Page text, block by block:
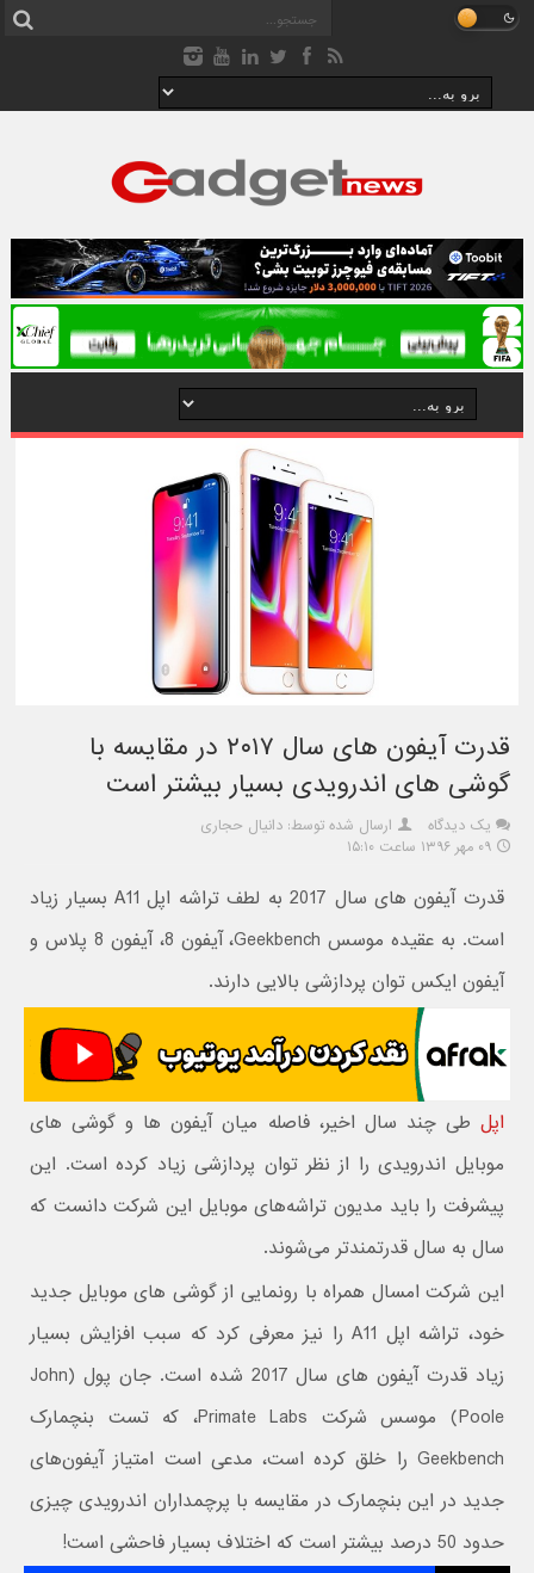
قدرت آیفون های سال ۲۰۱۷ در مقایسه با
گوشی های اندرویدی بسیار بیشتر است
یک دیدگاه
ارسال شده توسط: دانیال حجاری
۰۹ مهر ۱۳۹۶ ساعت ۱۵:۱۰
قدرت آیفون های سال 2017 به لطف تراشه اپل A11 بسیار زیاد
است. به عقیده موسس Geekbench، آیفون 8، آیفون 8 پلاس و
آیفون ایکس توان پردازشی بالایی دارند.
اپل طی چند سال اخیر، فاصله میان آیفون‌ ها و گوشی های
موبایل اندرویدی را از نظر توان پردازشی زیاد کرده است. این
پیشرفت را باید مدیون تراشه‌های موبایل این شرکت دانست که
سال به سال قدرتمندتر می‌شوند.
این شرکت امسال همراه با رونمایی از گوشی های موبایل جدید
خود، تراشه اپل A11 را نیز معرفی کرد که سبب افزایش بسیار
زیاد قدرت آیفون های سال 2017 شده است. جان پول (
John
Poole) موسس شرکت
Primate Labs، که تست بنچمارک
Geekbench را خلق کرده است، مدعی است امتیاز آیفون‌های
جدید در این بنچمارک در مقایسه با پرچمداران اندرویدی چیزی
حدود 50 درصد بیشتر است که اختلاف بسیار فاحشی است!